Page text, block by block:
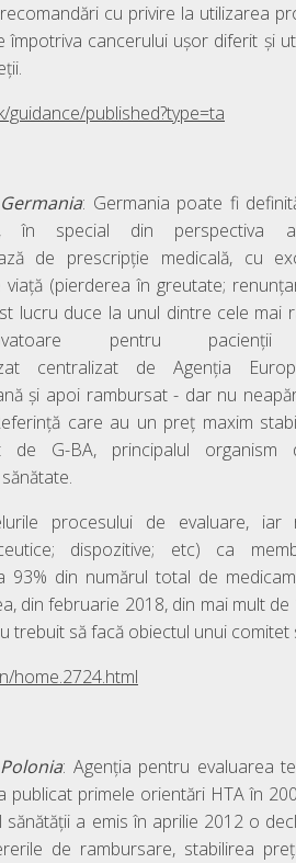
cu privire la utilizarea
împotriva cancerului ușor diferit și
guidance/published?type=ta
: Germania poate fi
special din perspectiva
de prescripție medicală, cu
(pierderea în greutate;
lucru duce la unul dintre cele mai
pentru pacienții
centralizat de Agenția
și apoi rambursat - dar nu
care au un preț maxim
de G-BA, principalul organism
procesului de evaluare, iar
dispozitive; etc) ca
93% din numărul total de
din februarie 2018, din mai mult
trebuit să facă obiectul unui comitet
home.2724.html
: Agenția pentru evaluarea
primele orientări HTA în
a emis în aprilie 2012 o
de rambursare, stabilirea